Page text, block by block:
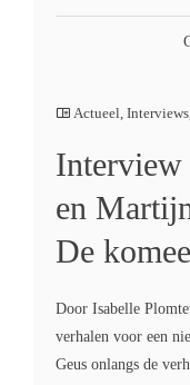
Actueel, Interviews
Interview
en
De
Door Isabelle
verhalen voor een
Geus onlangs de